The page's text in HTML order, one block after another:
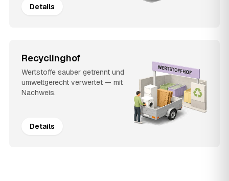
Details
Recyclinghof
Wertstoffe sauber getrennt und
umweltgerecht verwertet — mit
Nachweis.
Details